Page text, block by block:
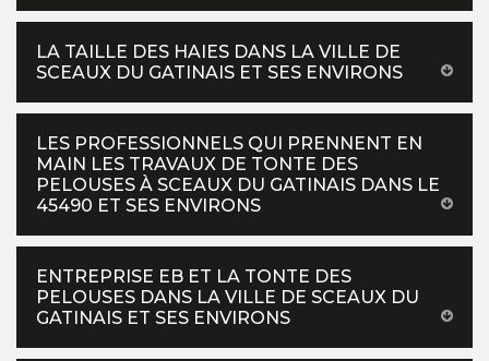
LA TAILLE DES HAIES DANS LA VILLE DE
SCEAUX DU GATINAIS ET SES ENVIRONS
LES PROFESSIONNELS QUI PRENNENT EN
MAIN LES TRAVAUX DE TONTE DES
PELOUSES À SCEAUX DU GATINAIS DANS LE
45490 ET SES ENVIRONS
ENTREPRISE EB ET LA TONTE DES
PELOUSES DANS LA VILLE DE SCEAUX DU
GATINAIS ET SES ENVIRONS